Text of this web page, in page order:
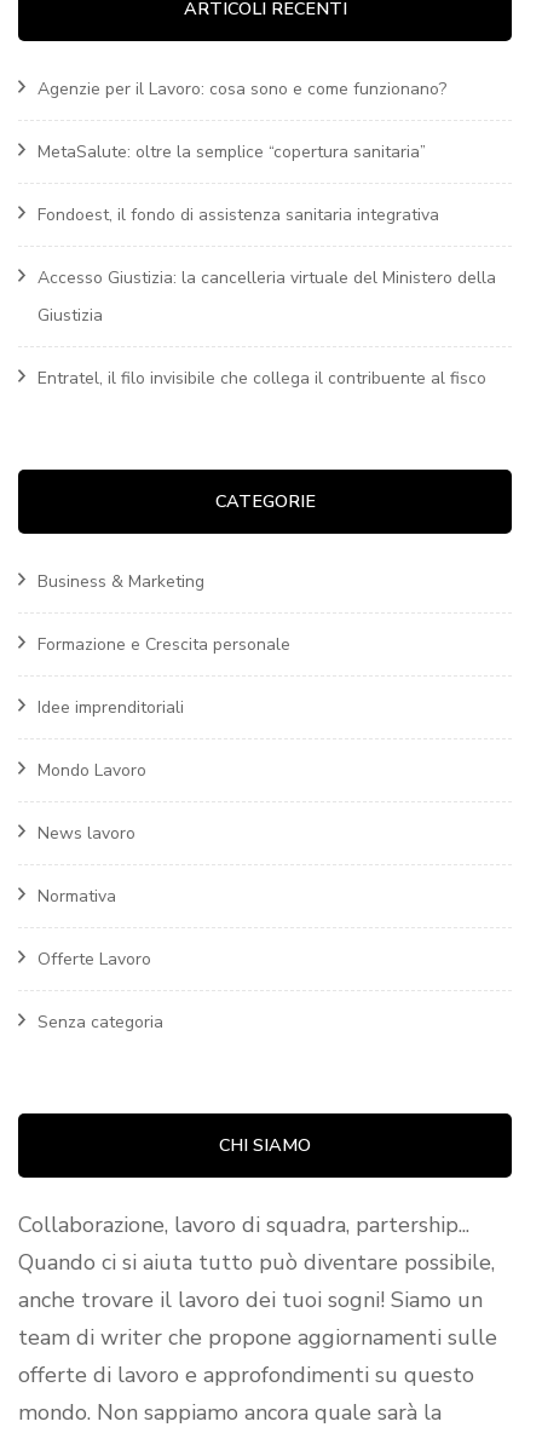
ARTICOLI RECENTI
Agenzie per il Lavoro: cosa sono e come funzionano?
MetaSalute: oltre la semplice “copertura sanitaria”
Fondoest, il fondo di assistenza sanitaria integrativa
Accesso Giustizia: la cancelleria virtuale del Ministero della
Giustizia
Entratel, il filo invisibile che collega il contribuente al fisco
CATEGORIE
Business & Marketing
Formazione e Crescita personale
Idee imprenditoriali
Mondo Lavoro
News lavoro
Normativa
Offerte Lavoro
Senza categoria
CHI SIAMO
Collaborazione, lavoro di squadra, partership...
Quando ci si aiuta tutto può diventare possibile,
anche trovare il lavoro dei tuoi sogni! Siamo un
team di writer che propone aggiornamenti sulle
offerte di lavoro e approfondimenti su questo
mondo. Non sappiamo ancora quale sarà la